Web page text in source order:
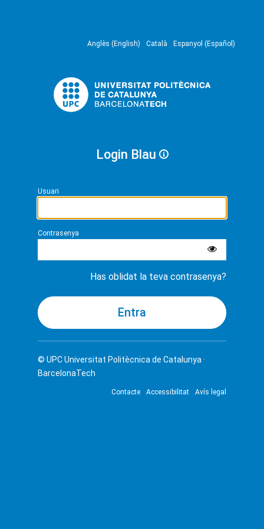
Anglès (English) Català Espanyol (Español)
Login Blau
Usuari
Contrasenya
Has oblidat la teva contrasenya?
© UPCUniversitat Politècnica de Catalunya ·
BarcelonaTech
Contacte Accessibilitat Avís legal